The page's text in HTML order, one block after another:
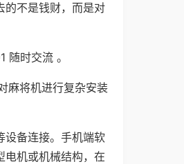
的不是钱财，而是对
时交流 。
麻将机进行复杂安装
设备连接。手机端软
电机或机械结构，在